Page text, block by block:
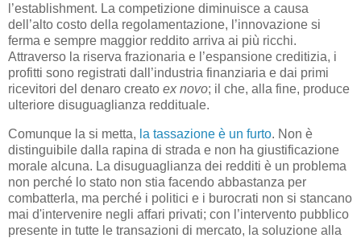
l’establishment. La competizione diminuisce a causa
dell’alto costo della regolamentazione, l’innovazione si
ferma e sempre maggior reddito arriva ai più ricchi.
Attraverso la riserva frazionaria e l’espansione creditizia, i
profitti sono registrati dall’industria finanziaria e dai primi
ricevitori del denaro creato ex novo; il che, alla fine, produce
ulteriore disuguaglianza reddituale.
Comunque la si metta, la tassazione è un furto. Non è
distinguibile dalla rapina di strada e non ha giustificazione
morale alcuna. La disuguaglianza dei redditi è un problema
non perché lo stato non stia facendo abbastanza per
combatterla, ma perché i politici e i burocrati non si stancano
mai d'intervenire negli affari privati; con l’intervento pubblico
presente in tutte le transazioni di mercato, la soluzione alla